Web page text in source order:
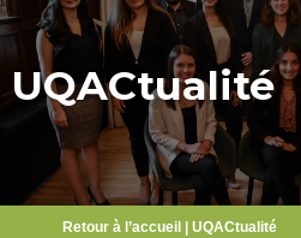
UQACtualité
Retour à l’accueil | UQACtualité